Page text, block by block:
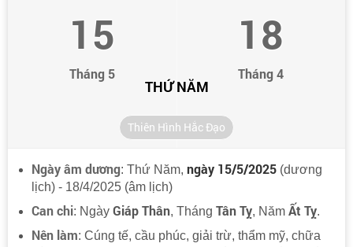
15
Tháng 5
18
Tháng 4
THỨ NĂM
Thiên Hình Hắc Đạo
Ngày âm dương: Thứ Năm, ngày 15/5/2025 (dương
lịch) - 18/4/2025 (âm lịch)
Can chi: Ngày Giáp Thân, Tháng Tân Tỵ, Năm Ất Tỵ.
Nên làm: Cúng tế, cầu phúc, giải trừ, thẩm mỹ, chữa